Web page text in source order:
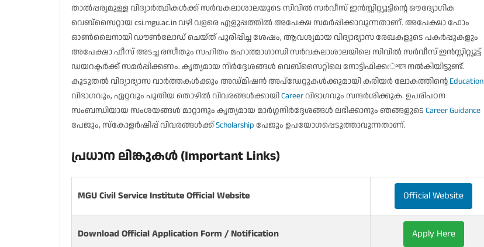
താൽപ്പര്യമുള്ള വിദ്യാർത്ഥികൾക്ക് സർവകലാശാലയുടെ സിവിൽ സർവീസ് ഇൻസ്റ്റിറ്റ്യൂട്ടിൻ്റെ ഔദ്യോഗിക
വെബ്സൈറ്റായ csi.mgu.ac.in വഴി വളരെ എളുപ്പത്തിൽ അപേക്ഷ സമർപ്പിക്കാവുന്നതാണ്. അപേക്ഷാ ഫോം
ഓൺലൈനായി ഡൗൺലോഡ് ചെയ്ത് പൂരിപ്പിച്ച ശേഷം, ആവശ്യമായ വിദ്യാഭ്യാസ രേഖകളുടെ പകർപ്പുകളും
അപേക്ഷാ ഫീസ് അടച്ച രസീതും സഹിതം മഹാത്മാഗാന്ധി സർവകലാശാലയിലെ സിവിൽ സർവീസ് ഇൻസ്റ്റിറ്റ്യൂട്ട്
ഡയറക്ടർക്ക് സമർപ്പിക്കണം. കൃത്യമായ നിർദ്ദേശങ്ങൾ വെബ്സൈറ്റിലെ നോട്ടിഫിക്കেশনে നൽകിയിട്ടുണ്ട്.
കൂടുതൽ വിദ്യാഭ്യാസ വാർത്തകൾക്കും അഡ്മിഷൻ അപ്‌ഡേറ്റുകൾക്കുമായി കരിയർ ലോകത്തിൻ്റെ Education
വിഭാഗവും, ഏറ്റവും പുതിയ തൊഴിൽ വിവരങ്ങൾക്കായിCareer വിഭാഗവും സന്ദർശിക്കുക. ഉപരിപഠന
സംബന്ധിയായ സംശയങ്ങൾ മാറ്റാനും കൃത്യമായ മാർഗ്ഗനിർദ്ദേശങ്ങൾ ലഭിക്കാനും ഞങ്ങളുടെ Career Guidance
പേജും, സ്കോളർഷിപ്പ് വിവരങ്ങൾക്ക്Scholarship പേജും ഉപയോഗപ്പെടുത്താവുന്നതാണ്.
പ്രധാന ലിങ്കുകൾ (Important Links)
MGU Civil Service Institute Official Website Official Website
Download Official Application Form / Notification Apply Here